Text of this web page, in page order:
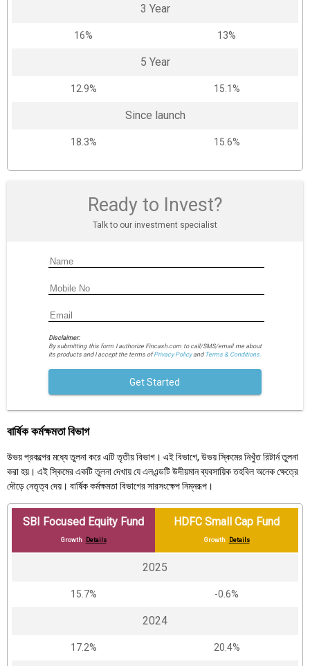
3 Year
16% 13%
5 Year
12.9% 15.1%
Since launch
18.3% 15.6%
Ready to Invest?
Talk to our investment specialist
Disclaimer:
By submitting this form I authorize Fincash.com to call/SMS/email me about
its products and I accept the terms ofPrivacy Policyand Terms & Conditions.
Get Started
বার্ষিক কর্মক্ষমতা বিভাগ
উভয় প্রকল্পের মধ্যে তুলনা করে এটি তৃতীয় বিভাগ। এই বিভাগে, উভয় স্কিমের নিখুঁত রিটার্ন তুলনা
করা হয়। এই স্কিমের একটি তুলনা দেখায় যে এলএন্ডটি উদীয়মান ব্যবসায়িক তহবিল অনেক ক্ষেত্রে
দৌড়ে নেতৃত্ব দেয়। বার্ষিক কর্মক্ষমতা বিভাগের সারসংক্ষেপ নিম্নরূপ।
SBI Focused Equity Fund
Growth Details
HDFC Small Cap Fund
Growth Details
2025
15.7% -0.6%
2024
17.2% 20.4%